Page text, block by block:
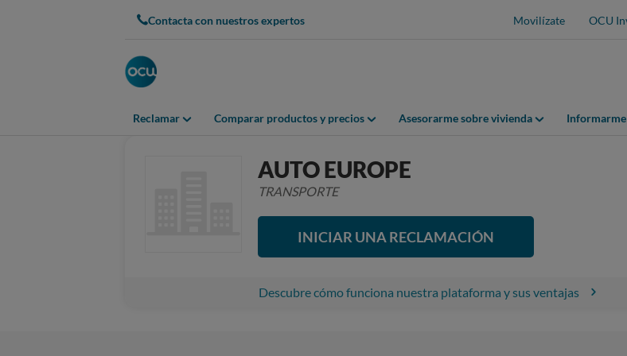
Contacta con nuestros expertos Movilízate OCU
Reclamar Comparar productos y precios Asesorarme sobre vivienda Informarme
AUTO EUROPE
TRANSPORTE
INICIAR UNA RECLAMACIÓN
Descubre cómo funciona nuestra plataforma y sus ventajas